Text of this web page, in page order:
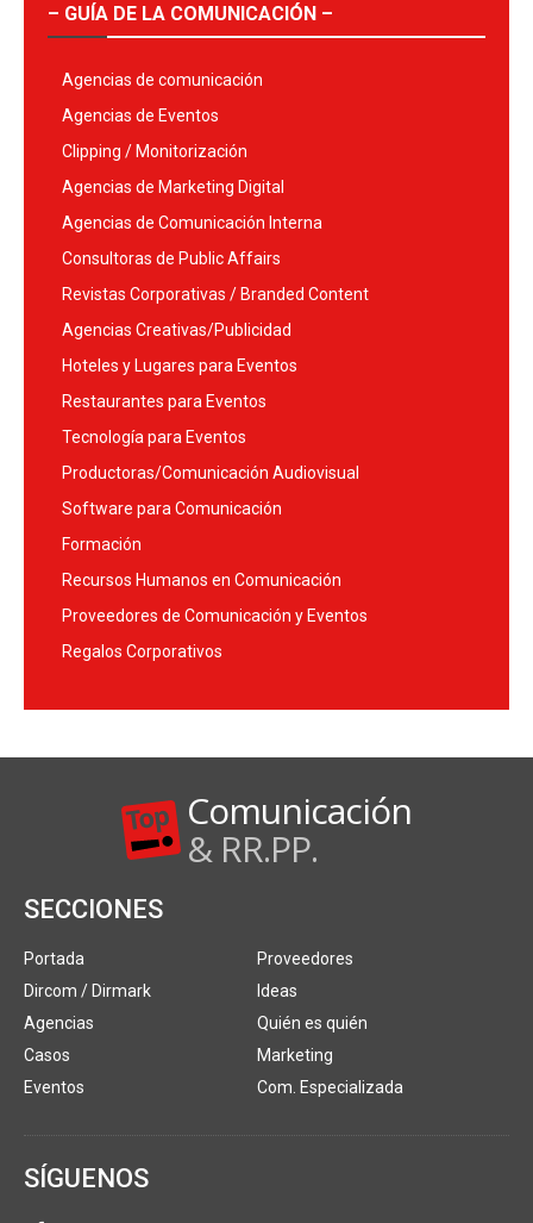
– GUÍA DE LA COMUNICACIÓN –
Agencias de comunicación
Agencias de Eventos
Clipping / Monitorización
Agencias de Marketing Digital
Agencias de Comunicación Interna
Consultoras de Public Affairs
Revistas Corporativas / Branded Content
Agencias Creativas/Publicidad
Hoteles y Lugares para Eventos
Restaurantes para Eventos
Tecnología para Eventos
Productoras/Comunicación Audiovisual
Software para Comunicación
Formación
Recursos Humanos en Comunicación
Proveedores de Comunicación y Eventos
Regalos Corporativos
Comunicación
& RR.PP.
SECCIONES
Portada
Dircom / Dirmark
Agencias
Casos
Eventos
Proveedores
Ideas
Quién es quién
Marketing
Com. Especializada
SÍGUENOS